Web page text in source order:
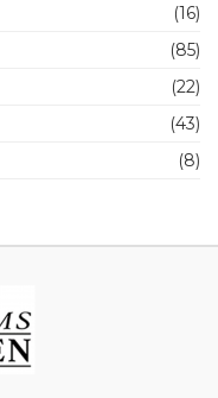
(16)
(85)
(22)
(43)
(8)